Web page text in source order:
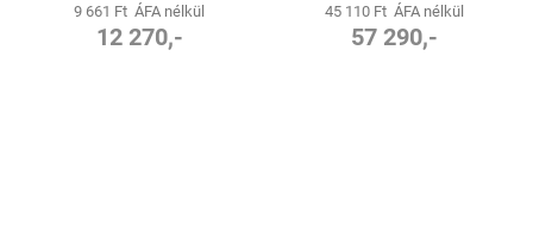
9 661 Ft ÁFA nélkül
12 270,-
45 110 Ft ÁFA nélkül
57 290,-